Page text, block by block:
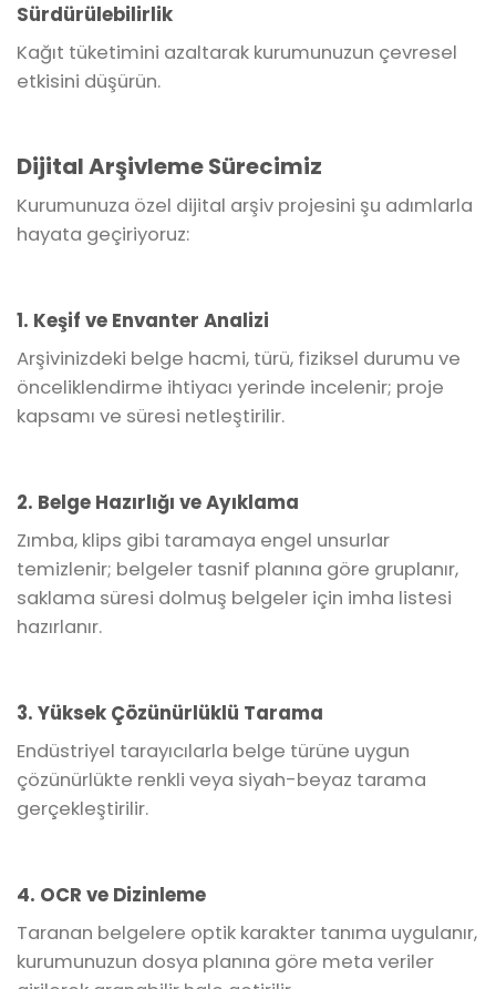
Sürdürülebilirlik
Kağıt tüketimini azaltarak kurumunuzun çevresel
etkisini düşürün.
Dijital Arşivleme Sürecimiz
Kurumunuza özel dijital arşiv projesini şu adımlarla
hayata geçiriyoruz:
1. Keşif ve Envanter Analizi
Arşivinizdeki belge hacmi, türü, fiziksel durumu ve
önceliklendirme ihtiyacı yerinde incelenir; proje
kapsamı ve süresi netleştirilir.
2. Belge Hazırlığı ve Ayıklama
Zımba, klips gibi taramaya engel unsurlar
temizlenir; belgeler tasnif planına göre gruplanır,
saklama süresi dolmuş belgeler için imha listesi
hazırlanır.
3. Yüksek Çözünürlüklü Tarama
Endüstriyel tarayıcılarla belge türüne uygun
çözünürlükte renkli veya siyah-beyaz tarama
gerçekleştirilir.
4. OCR ve Dizinleme
Taranan belgelere optik karakter tanıma uygulanır,
kurumunuzun dosya planına göre meta veriler